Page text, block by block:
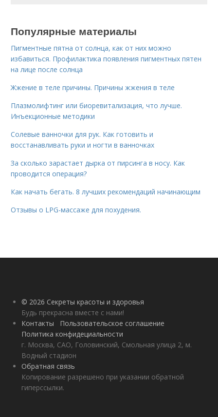
Популярные материалы
Пигментные пятна от солнца, как от них можно
избавиться. Профилактика появления пигментных пятен
на лице после солнца
Жжение в теле причины. Причины жжения в теле
Плазмолифтинг или биоревитализация, что лучше.
Инъекционные методики
Солевые ванночки для рук. Как готовить и
восстанавливать руки и ногти в ванночках
За сколько зарастает дырка от пирсинга в носу. Как
проводится операция?
Как начать бегать. 8 лучших рекомендаций начинающим
Отзывы о LPG-массаже для похудения.
© 2026 Секреты красоты и здоровья
Будь прекрасна вместе с нами!
Контакты
Пользовательское соглашение
Политика конфидециальности
г. Москва, САО, Головинский, Смольная улица 2, м.
Водный стадион
Обратная связь
Копирование разрешено при указании обратной
гиперссылки.